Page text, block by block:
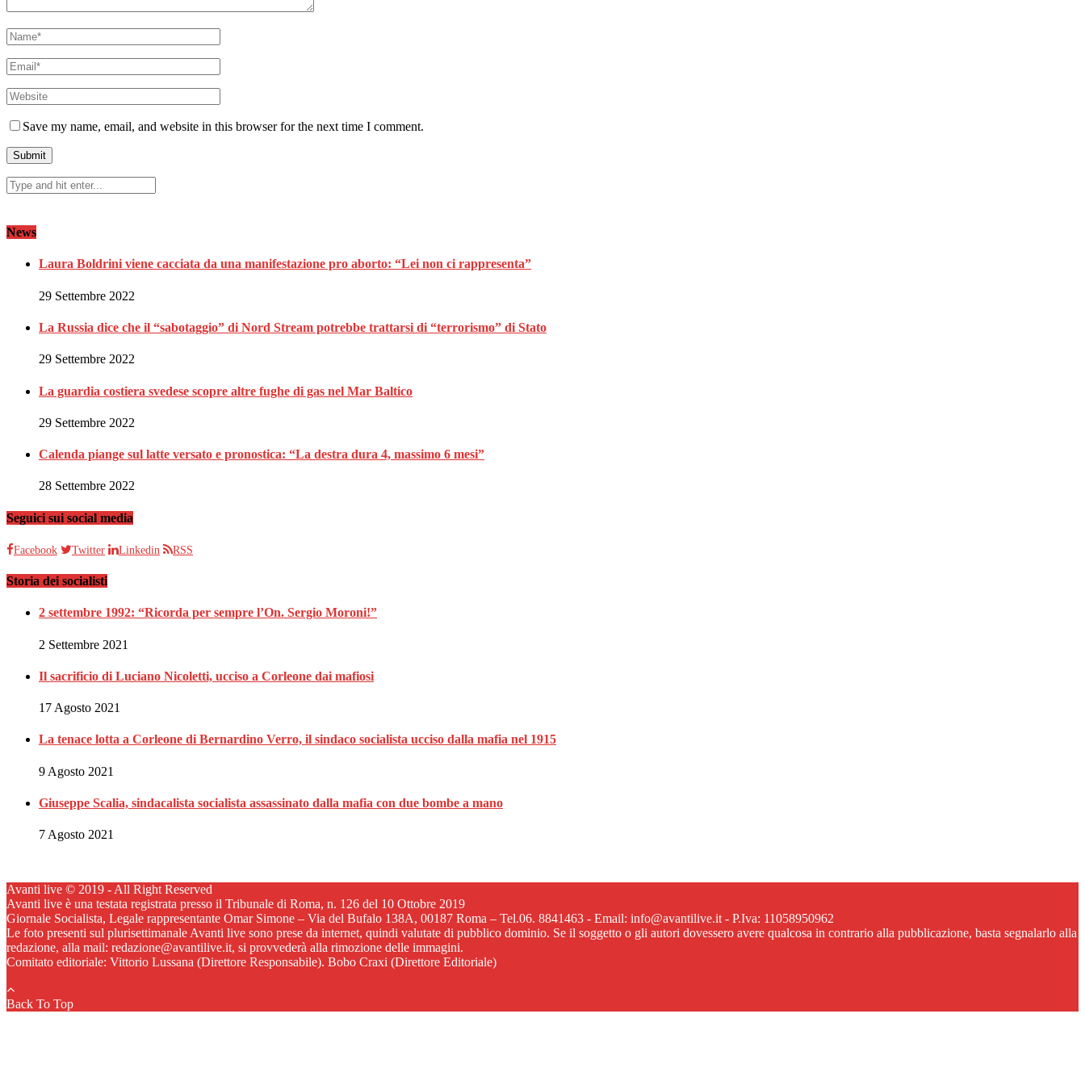
Save my name, email, and website in this browser for the next time I comment.
News
Laura Boldrini viene cacciata da una manifestazione pro aborto: “Lei non ci rappresenta”
29 Settembre 2022
La Russia dice che il “sabotaggio” di Nord Stream potrebbe trattarsi di “terrorismo” di Stato
29 Settembre 2022
La guardia costiera svedese scopre altre fughe di gas nel Mar Baltico
29 Settembre 2022
Calenda piange sul latte versato e pronostica: “La destra dura 4, massimo 6 mesi”
28 Settembre 2022
Seguici sui social media
Facebook Twitter Linkedin RSS
Storia dei socialisti
2 settembre 1992: “Ricorda per sempre l’On. Sergio Moroni!”
2 Settembre 2021
Il sacrificio di Luciano Nicoletti, ucciso a Corleone dai mafiosi
17 Agosto 2021
La tenace lotta a Corleone di Bernardino Verro, il sindaco socialista ucciso dalla mafia nel 1915
9 Agosto 2021
Giuseppe Scalia, sindacalista socialista assassinato dalla mafia con due bombe a mano
7 Agosto 2021
Avanti live © 2019 - All Right Reserved
Avanti live è una testata registrata presso il Tribunale di Roma, n. 126 del 10 Ottobre 2019
Giornale Socialista, Legale rappresentante Omar Simone – Via del Bufalo 138A, 00187 Roma – Tel.06. 8841463 - Email: info@avantilive.it - P.Iva: 11058950962
Le foto presenti sul plurisettimanale Avanti live sono prese da internet, quindi valutate di pubblico dominio. Se il soggetto o gli autori dovessero avere qualcosa in contrario alla pubblicazione, basta segnalarlo alla
redazione, alla mail: redazione@avantilive.it, si provvederà alla rimozione delle immagini.
Comitato editoriale: Vittorio Lussana (Direttore Responsabile). Bobo Craxi (Direttore Editoriale)
Back To Top